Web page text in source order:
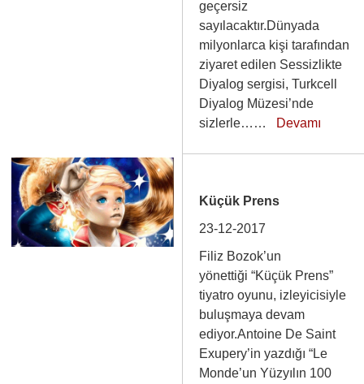
geçersiz
sayılacaktır.Dünyada
milyonlarca kişi tarafından
ziyaret edilen Sessizlikte
Diyalog sergisi, Turkcell
Diyalog Müzesi’nde
sizlerle…… Devamı
Küçük Prens
23-12-2017
Filiz Bozok’un
yönettiği “Küçük Prens”
tiyatro oyunu, izleyicisiyle
buluşmaya devam
ediyor.Antoine De Saint
Exupery’in yazdığı “Le
Monde’un Yüzyılın 100